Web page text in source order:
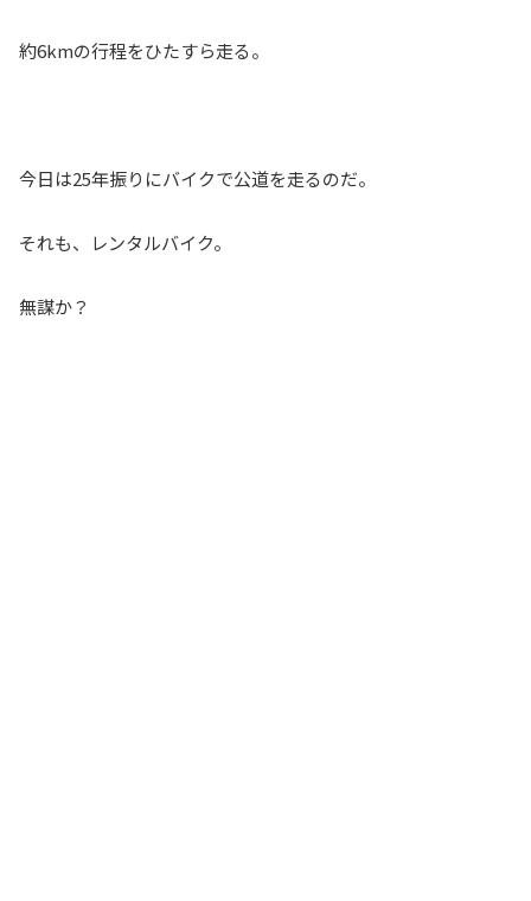
約6kmの行程をひたすら走る。
今日は25年振りにバイクで公道を走るのだ。
それも、レンタルバイク。
無謀か？